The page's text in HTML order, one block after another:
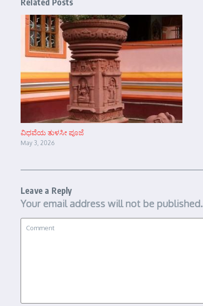
ವಿಧವೆಯ ತುಳಸೀ ಪೂಜೆ
May 3, 2026
Leave a Reply
Your email address will not be published.